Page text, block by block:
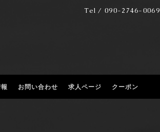
Tel / 090-2746-0069
お問い合わせ 求人ページ クーポン